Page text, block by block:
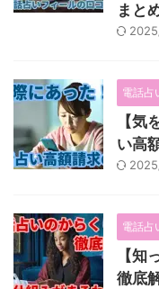
まと
電話占
【気
い高
電話占
【知
徹底